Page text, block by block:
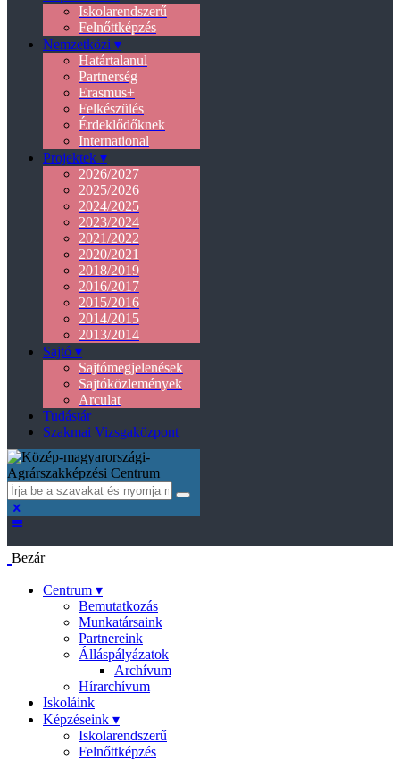
Iskolarendszerű
Felnőttképzés
Nemzetközi ▾
Határtalanul
Partnerség
Erasmus+
Felkészülés
Érdeklődőknek
International
Projektek ▾
2026/2027
2025/2026
2024/2025
2023/2024
2021/2022
2020/2021
2018/2019
2016/2017
2015/2016
2014/2015
2013/2014
Sajtó ▾
Sajtómegjelenések
Sajtóközlemények
Arculat
Tudástár
Szakmai Vizsgaközpont
Bezár
Centrum ▾
Bemutatkozás
Munkatársaink
Partnereink
Álláspályázatok
Archívum
Hírarchívum
Iskoláink
Képzéseink ▾
Iskolarendszerű
Felnőttképzés